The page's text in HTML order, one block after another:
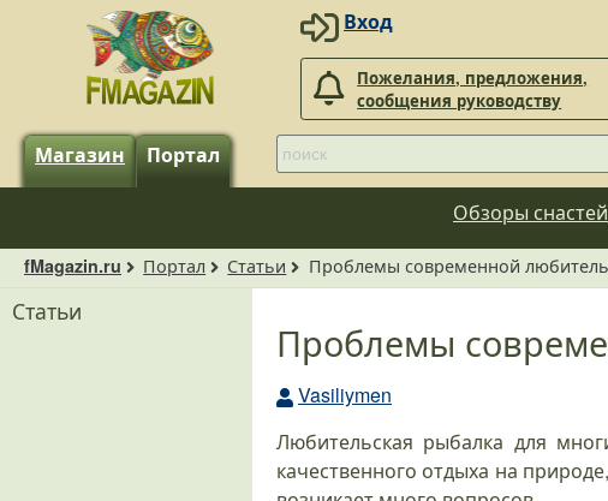
Вход
Пожелания, предложения,
сообщения руководству
Магазин Портал
Обзоры снастей
fMagazin.ru Портал Статьи Проблемы современной
Проблемы
Vasiliymen
Любительская рыбалка для
качественного отдыха на
Статьи